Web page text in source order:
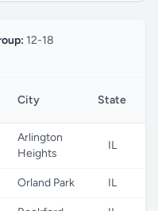
12-18
City State
Arlington
Heights
IL
Orland Park IL